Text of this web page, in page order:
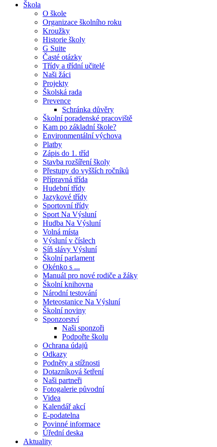
Škola
O škole
Organizace školního roku
Kroužky
Historie školy
G Suite
Časté otázky
Třídy a třídní učitelé
Naši žáci
Projekty
Školská rada
Prevence
Schránka důvěry
Školní poradenské pracoviště
Kam po základní škole?
Environmentální výchova
Platby
Zápis do 1. tříd
Stavba rozšíření školy
Přestupy do vyšších ročníků
Přípravná třída
Hudební třídy
Jazykové třídy
Sportovní třídy
Sport Na Výsluní
Hudba Na Výsluní
Volná místa
Výsluní v číslech
Síň slávy Výsluní
Školní parlament
Okénko s ...
Manuál pro nové rodiče a žáky
Školní knihovna
Národní testování
Meteostanice Na Výsluní
Školní noviny
Sponzorství
Naši sponzoři
Podpořte školu
Ochrana údajů
Odkazy
Podněty a stížnosti
Dotazníková šetření
Naši partneři
Fotogalerie původní
Videa
Kalendář akcí
E-podatelna
Povinné informace
Úřední deska
Aktuality